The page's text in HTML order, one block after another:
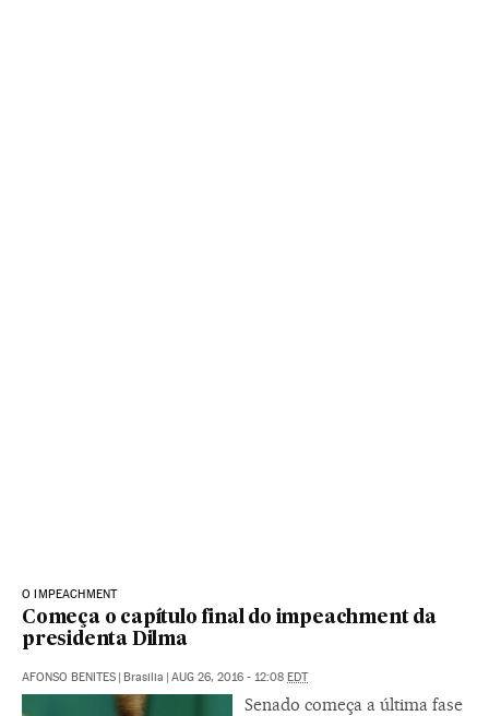
O IMPEACHMENT
Começa o capítulo final do impeachment da
presidenta Dilma
AFONSO BENITES | Brasilia | AUG 26, 2016 - 12:08 EDT
Senado começa a última fase